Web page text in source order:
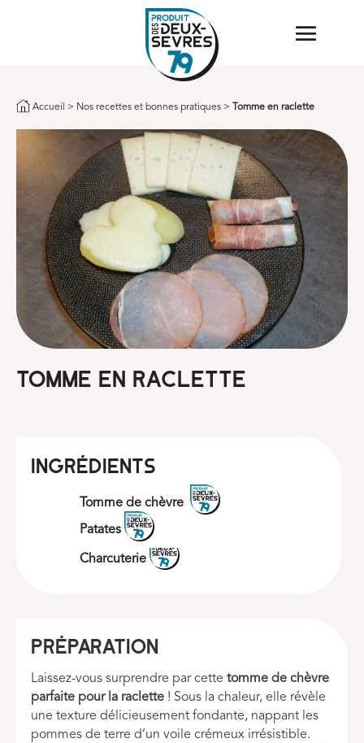
Accueil > Nos recettes et bonnes pratiques > Tomme en raclette
Tomme en raclette
Préparation
Laissez-vous surprendre par cette tomme de chèvre
parfaite pour la raclette ! Sous la chaleur, elle révèle
une texture délicieusement fondante, nappant les
pommes de terre d’un voile crémeux irrésistible.
INGRÉDIENTS
Tomme de chèvre
Patates
Charcuterie